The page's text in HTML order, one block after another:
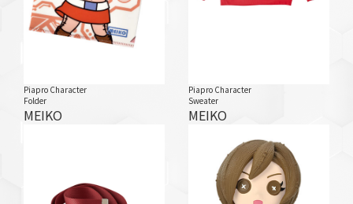
Piapro Character
Folder
MEIKO
Piapro Character
Sweater
MEIKO